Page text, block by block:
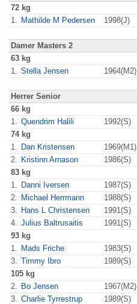
72 kg
1. Mathilde M Pedersen 1998(J)
Damer Masters 2
63 kg
1. Stella Jensen 1964(M2)
Herrer Senior
66 kg
1. Quendrim Halili 1992(S)
74 kg
1. Dan Kristensen 1969(M1)
2. Kristinn Arnason 1986(S)
83 kg
1. Danni Iversen 1987(S)
2. Michael Herrmann 1988(S)
3. Hans L Christensen 1991(S)
4. Julius Baltrusaitis 1991(S)
93 kg
1. Mads Friche 1983(S)
3. Timmy Ibro 1989(S)
105 kg
2. Bo Jensen 1967(M2)
3. Charlie Tyrrestrup 1989(S)